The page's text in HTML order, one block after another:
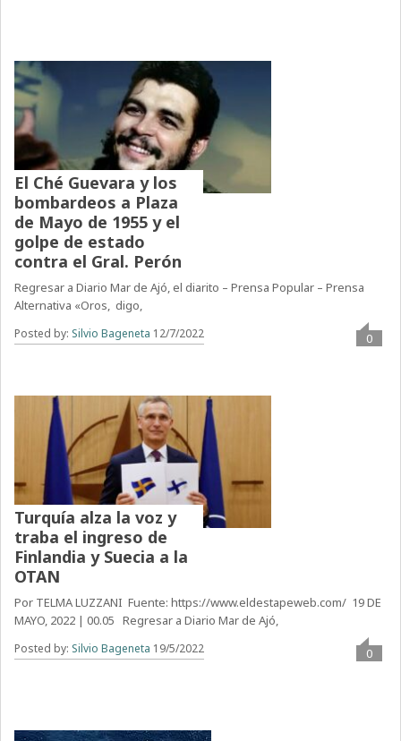
El Ché Guevara y los
bombardeos a Plaza
de Mayo de 1955 y el
golpe de estado
contra el Gral. Perón
Regresar a Diario Mar de Ajó, el diarito – Prensa Popular – Prensa
Alternativa «Oros, digo,
Posted by: Silvio Bageneta 12/7/2022 0
Turquía alza la voz y
traba el ingreso de
Finlandia y Suecia a la
OTAN
Por TELMA LUZZANI Fuente: https://www.eldestapeweb.com/ 19 DE
MAYO, 2022 | 00.05 Regresar a Diario Mar de Ajó,
Posted by: Silvio Bageneta 19/5/2022 0